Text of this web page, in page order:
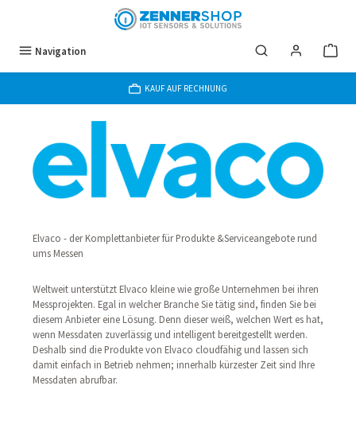
Zum Hauptinhalt springen
Navigation
KAUF AUF RECHNUNG
Elvaco - der Komplettanbieter für Produkte &Serviceangebote rund
ums Messen
Weltweit unterstützt Elvaco kleine wie große Unternehmen bei ihren
Messprojekten. Egal in welcher Branche Sie tätig sind, finden Sie bei
diesem Anbieter eine Lösung. Denn dieser weiß, welchen Wert es hat,
wenn Messdaten zuverlässig und intelligent bereitgestellt werden.
Deshalb sind die Produkte von Elvaco cloudfähig und lassen sich
damit einfach in Betrieb nehmen; innerhalb kürzester Zeit sind Ihre
Messdaten abrufbar.